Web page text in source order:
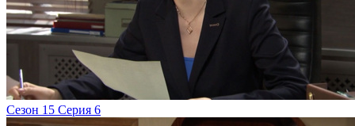
Сезон 15 Серия 6